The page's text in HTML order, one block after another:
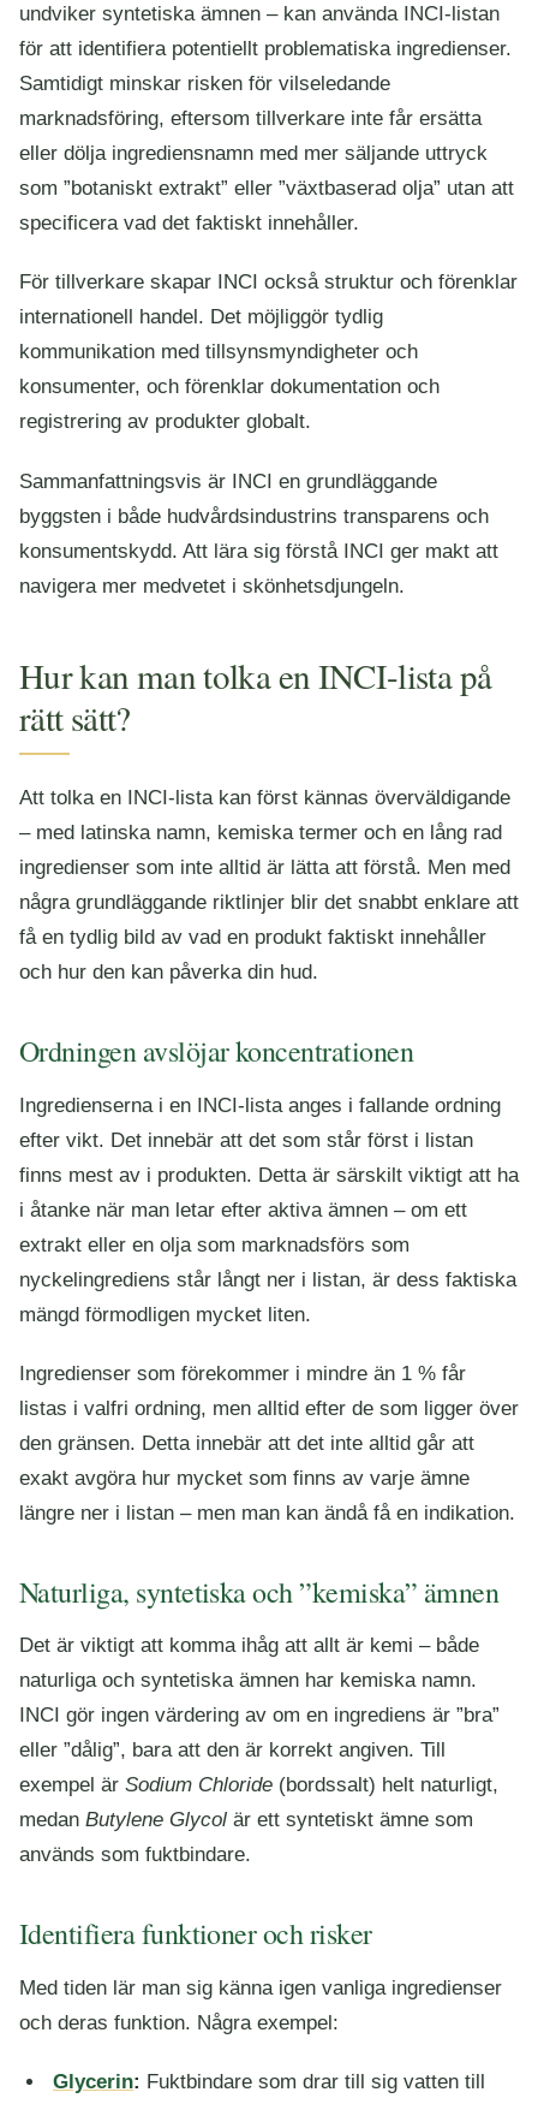
undviker syntetiska ämnen – kan använda INCI-listan
för att identifiera potentiellt problematiska ingredienser.
Samtidigt minskar risken för vilseledande
marknadsföring, eftersom tillverkare inte får ersätta
eller dölja ingrediensnamn med mer säljande uttryck
som ”botaniskt extrakt” eller ”växtbaserad olja” utan att
specificera vad det faktiskt innehåller.
För tillverkare skapar INCI också struktur och förenklar
internationell handel. Det möjliggör tydlig
kommunikation med tillsynsmyndigheter och
konsumenter, och förenklar dokumentation och
registrering av produkter globalt.
Sammanfattningsvis är INCI en grundläggande
byggsten i både hudvårdsindustrins transparens och
konsumentskydd. Att lära sig förstå INCI ger makt att
navigera mer medvetet i skönhetsdjungeln.
Hur kan man tolka en INCI-lista på
rätt sätt?
Att tolka en INCI-lista kan först kännas överväldigande
– med latinska namn, kemiska termer och en lång rad
ingredienser som inte alltid är lätta att förstå. Men med
några grundläggande riktlinjer blir det snabbt enklare att
få en tydlig bild av vad en produkt faktiskt innehåller
och hur den kan påverka din hud.
Ordningen avslöjar koncentrationen
Ingredienserna i en INCI-lista anges i fallande ordning
efter vikt. Det innebär att det som står först i listan
finns mest av i produkten. Detta är särskilt viktigt att ha
i åtanke när man letar efter aktiva ämnen – om ett
extrakt eller en olja som marknadsförs som
nyckelingrediens står långt ner i listan, är dess faktiska
mängd förmodligen mycket liten.
Ingredienser som förekommer i mindre än 1 % får
listas i valfri ordning, men alltid efter de som ligger över
den gränsen. Detta innebär att det inte alltid går att
exakt avgöra hur mycket som finns av varje ämne
längre ner i listan – men man kan ändå få en indikation.
Naturliga, syntetiska och ”kemiska” ämnen
Det är viktigt att komma ihåg att allt är kemi – både
naturliga och syntetiska ämnen har kemiska namn.
INCI gör ingen värdering av om en ingrediens är ”bra”
eller ”dålig”, bara att den är korrekt angiven. Till
exempel är Sodium Chloride (bordssalt) helt naturligt,
medan Butylene Glycol är ett syntetiskt ämne som
används som fuktbindare.
Identifiera funktioner och risker
Med tiden lär man sig känna igen vanliga ingredienser
och deras funktion. Några exempel:
Glycerin: Fuktbindare som drar till sig vatten till